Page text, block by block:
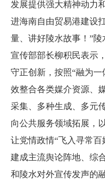
发展提供强大精神动力
进海南自由贸易港建设
量、讲好陵水故事！”陵
宣传部部长柳积民表示
守正创新，按照“融为
效整合各类媒介资源、
采集、多种生成、多元
向公共服务领域拓展，
让党情政情“飞入寻常
建成主流舆论阵地、综
和陵水对外宣传发声的